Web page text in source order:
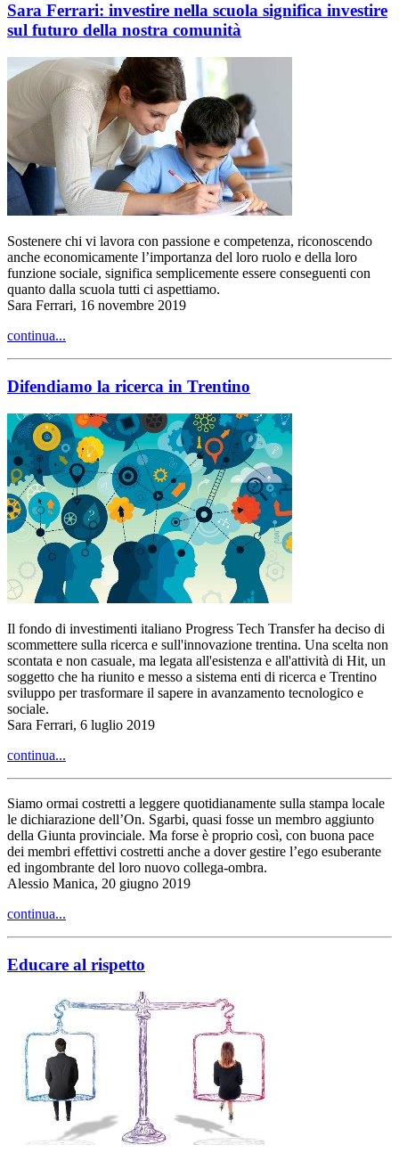
Sara Ferrari: investire nella scuola significa investire
sul futuro della nostra comunità
Sostenere chi vi lavora con passione e competenza, riconoscendo
anche economicamente l’importanza del loro ruolo e della loro
funzione sociale, significa semplicemente essere conseguenti con
quanto dalla scuola tutti ci aspettiamo.
Sara Ferrari, 16 novembre 2019
continua...
Difendiamo la ricerca in Trentino
Il fondo di investimenti italiano Progress Tech Transfer ha deciso di
scommettere sulla ricerca e sull'innovazione trentina. Una scelta non
scontata e non casuale, ma legata all'esistenza e all'attività di Hit, un
soggetto che ha riunito e messo a sistema enti di ricerca e Trentino
sviluppo per trasformare il sapere in avanzamento tecnologico e
sociale.
Sara Ferrari, 6 luglio 2019
continua...
Siamo ormai costretti a leggere quotidianamente sulla stampa locale
le dichiarazione dell’On. Sgarbi, quasi fosse un membro aggiunto
della Giunta provinciale. Ma forse è proprio così, con buona pace
dei membri effettivi costretti anche a dover gestire l’ego esuberante
ed ingombrante del loro nuovo collega-ombra.
Alessio Manica, 20 giugno 2019
continua...
Educare al rispetto